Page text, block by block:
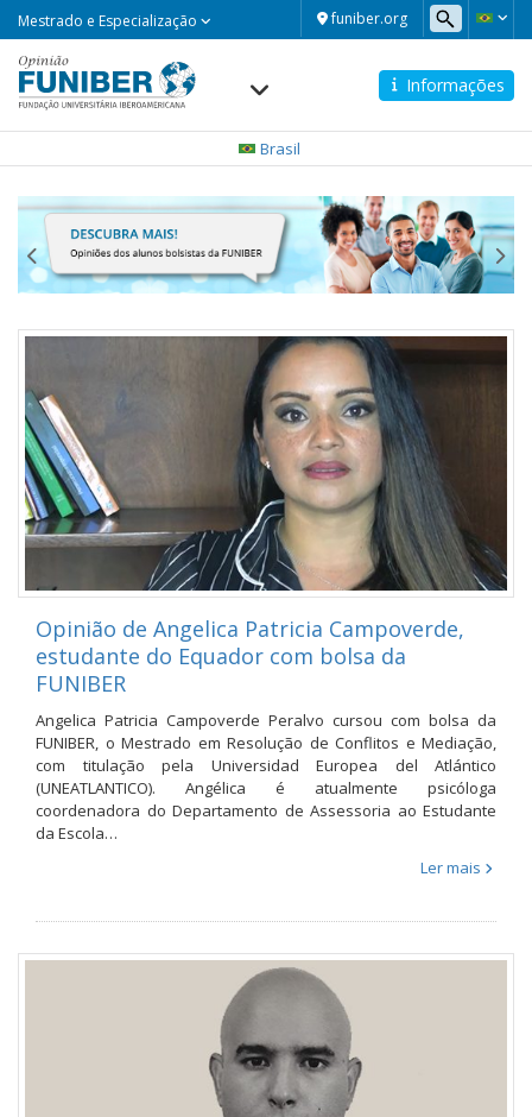
funiber.org
Mestrado e Especialização
Informações
Brasil
Opinião de Angelica Patricia Campoverde,
estudante do Equador com bolsa da
FUNIBER
Angelica Patricia Campoverde Peralvo cursou com bolsa da
FUNIBER, o Mestrado em Resolução de Conflitos e Mediação,
com titulação pela Universidad Europea del Atlántico
(UNEATLANTICO). Angélica é atualmente psicóloga
coordenadora do Departamento de Assessoria ao Estudante
da Escola…
Ler mais